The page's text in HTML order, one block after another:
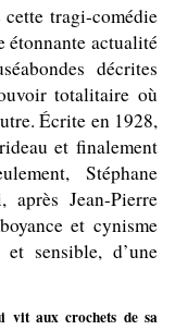
tragi-comédie
étonnante actualité
décrites
totalitaire où
Écrite en 1928,
et finalement
Stéphane
après Jean-Pierre
et cynisme
sensible, d’une
vit aux crochets de sa